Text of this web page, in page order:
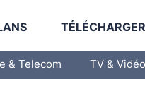
& Telecom TV & Vidéo